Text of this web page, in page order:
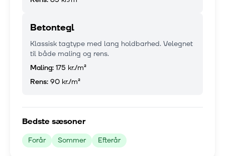
Betontegl
Klassisk tagtype med lang holdbarhed. Velegnet
til både maling og rens.
Maling: 175 kr./m²
Rens: 90 kr./m²
Bedste sæsoner
Forår Sommer Efterår